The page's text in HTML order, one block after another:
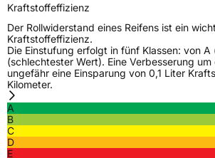
VerstärktXL
ElektroJa
EU Label
Kraftstoffeffizienz
Der Rollwiderstand eines Reifens ist ein
Kraftstoffeffizienz.
Die Einstufung erfolgt in fünf Klassen: von A
(schlechtester Wert). Eine Verbesserung
ungefähr eine Einsparung von 0,1 Liter
Kilometer.
A
B
C
D
E